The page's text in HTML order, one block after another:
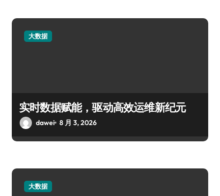
大数据
实时数据赋能，驱动高效运维新纪元
dawei 8 月 3, 2026
大数据